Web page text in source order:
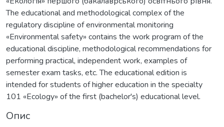
The educational and methodological complex of the
regulatory discipline of environmental monitoring
«Environmental safety» contains the work program of the
educational discipline, methodological recommendations for
performing practical, independent work, examples of
semester exam tasks, etc. The educational edition is
intended for students of higher education in the specialty
101 «Ecology» of the first (bachelor's) educational level.
Опис